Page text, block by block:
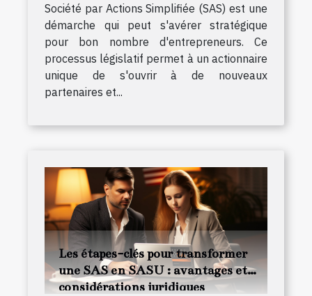
Société par Actions Simplifiée (SAS) est une
démarche qui peut s'avérer stratégique
pour bon nombre d'entrepreneurs. Ce
processus législatif permet à un actionnaire
unique de s'ouvrir à de nouveaux
partenaires et...
Les étapes-clés pour transformer
une SAS en SASU : avantages et
considérations juridiques